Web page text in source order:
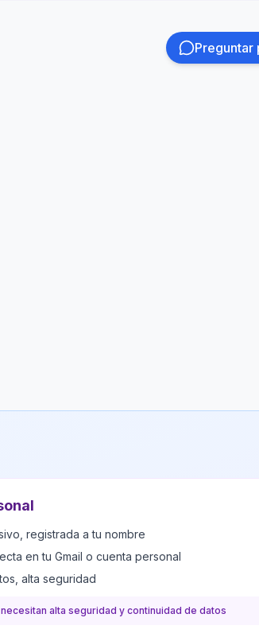
Preguntar
registrada a tu nombre
en tu Gmail o cuenta personal
alta seguridad
alta seguridad y continuidad de datos